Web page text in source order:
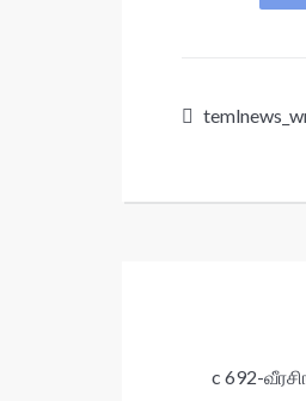
c 692-